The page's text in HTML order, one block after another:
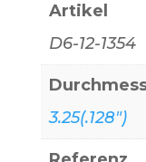
Artikel
D6-12-1354
3.25(.128")